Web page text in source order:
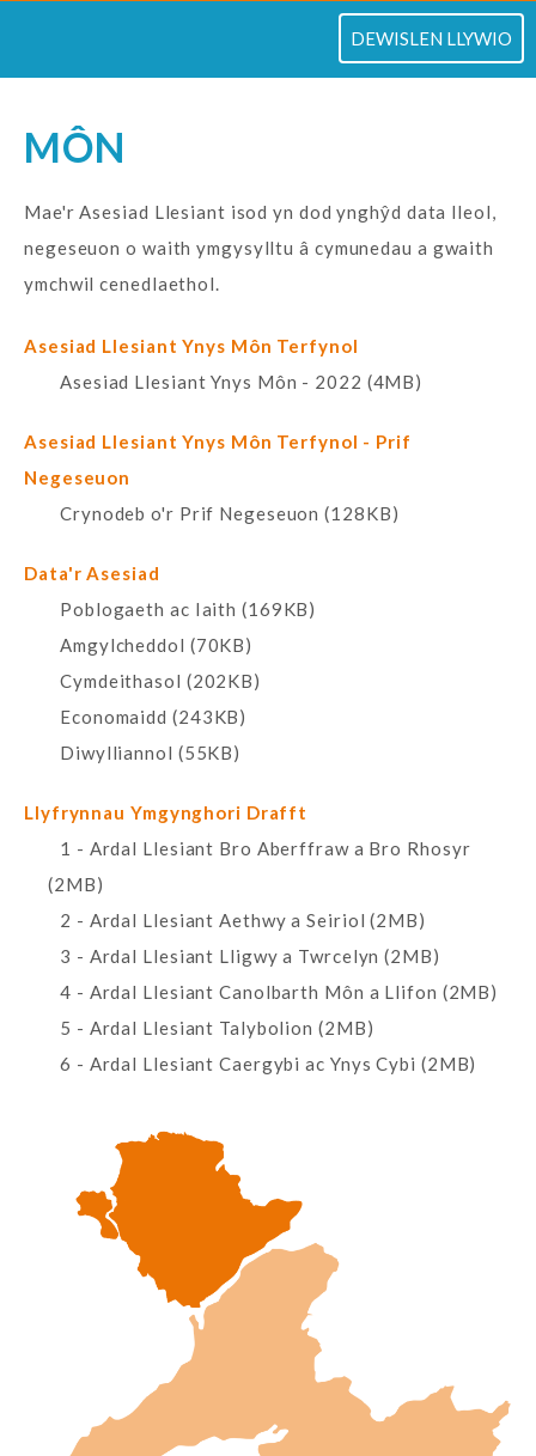
TOGLO
DEWISLEN LLYWIO
MÔN
Mae'r Asesiad Llesiant isod yn dod ynghŷd data lleol,
negeseuon o waith ymgysylltu â cymunedau a gwaith
ymchwil cenedlaethol.
Asesiad Llesiant Ynys Môn Terfynol
Asesiad Llesiant Ynys Môn - 2022 (4MB)
Asesiad Llesiant Ynys Môn Terfynol - Prif
Negeseuon
Crynodeb o'r Prif Negeseuon (128KB)
Data'r Asesiad
Poblogaeth ac Iaith (169KB)
Amgylcheddol (70KB)
Cymdeithasol (202KB)
Economaidd (243KB)
Diwylliannol (55KB)
Llyfrynnau Ymgynghori Drafft
1 - Ardal Llesiant Bro Aberffraw a Bro Rhosyr
(2MB)
2 - Ardal Llesiant Aethwy a Seiriol (2MB)
3 - Ardal Llesiant Lligwy a Twrcelyn (2MB)
4 - Ardal Llesiant Canolbarth Môn a Llifon (2MB)
5 - Ardal Llesiant Talybolion (2MB)
6 - Ardal Llesiant Caergybi ac Ynys Cybi (2MB)